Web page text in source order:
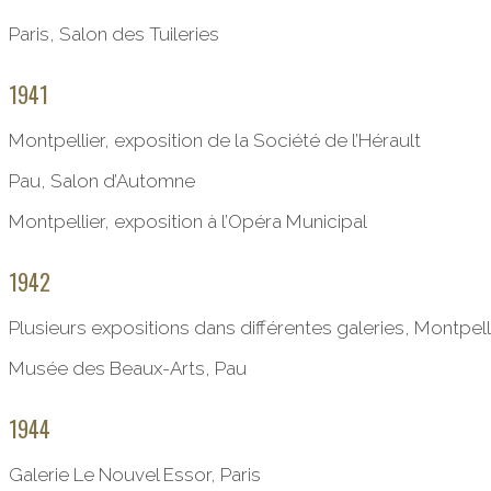
Paris, Salon des Tuileries
1941
Montpellier, exposition de la Société de l’Hérault
Pau, Salon d’Automne
Montpellier, exposition à l’Opéra Municipal
1942
Plusieurs expositions dans différentes galeries,
Musée des Beaux-Arts, Pau
1944
Galerie Le Nouvel Essor, Paris